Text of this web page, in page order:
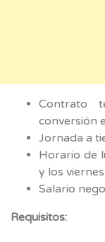
Contrato
conversión
Jornada a
Horario de
y los
Salario
Requisitos: